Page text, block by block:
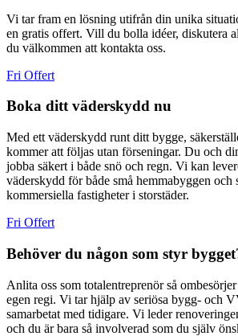
Vi tar fram en lösning utifrån din unika
en gratis offert. Vill du bolla idéer, diskutera
du välkommen att kontakta oss.
Fri Offert
Boka ditt väderskydd nu
Med ett väderskydd runt ditt bygge,
kommer att följas utan förseningar. Du och
jobba säkert i både snö och regn. Vi kan
väderskydd för både små hemmabyggen och
kommersiella fastigheter i storstäder.
Fri Offert
Behöver du någon som styr
Anlita oss som totalentreprenör så
egen regi. Vi tar hjälp av seriösa bygg- och
samarbetat med tidigare. Vi leder
och du är bara så involverad som du själv